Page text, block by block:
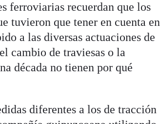
ferroviarias recuerdan que los
tuvieron que tener en cuenta en
a las diversas actuaciones de
cambio de traviesas o la
década no tienen por qué
diferentes a los de tracción